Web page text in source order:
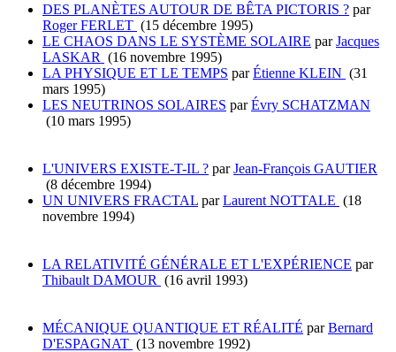
DES PLANÈTES AUTOUR DE BÊTA PICTORIS ? par
Roger FERLET (15 décembre 1995)
LE CHAOS DANS LE SYSTÈME SOLAIRE parJacques
LASKAR (16 novembre 1995)
LA PHYSIQUE ET LE TEMPS parÉtienne KLEIN (31
mars 1995)
LES NEUTRINOS SOLAIRES parÉvry SCHATZMAN
(10 mars 1995)
L'UNIVERS EXISTE-T-IL ? parJean-François GAUTIER
(8 décembre 1994)
UN UNIVERS FRACTAL parLaurent NOTTALE (18
novembre 1994)
LA RELATIVITÉ GÉNÉRALE ET L'EXPÉRIENCE par
Thibault DAMOUR (16 avril 1993)
MÉCANIQUE QUANTIQUE ET RÉALITÉ parBernard
D'ESPAGNAT (13 novembre 1992)